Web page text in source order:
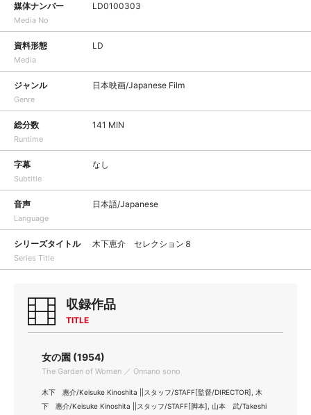
媒体ナンバー
Media No
LD0100303
資料形態
Media
LD
ジャンル
Genre
日本映画/Japanese Film
総分数
Runtime
141 MIN
字幕
Subtitle
なし
音声
Language
日本語/Japanese
シリーズタイトル
Series Title
木下恵介 セレクション８
収録作品
TITLE
女の園 (1954)
The Garden of Women ／ Onnano sono
木下 惠介/Keisuke Kinoshita ||スタッフ/STAFF[監督/DIRECTOR], 木
下 惠介/Keisuke Kinoshita ||スタッフ/STAFF[脚本], 山本 武/Takeshi